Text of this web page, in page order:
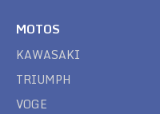
MOTOS
KAWASAKI
TRIUMPH
VOGE